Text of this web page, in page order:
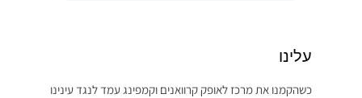
עלינו
כשהקמנו את מרכז לאופק קרוואנים וקמפינג עמד לנגד עינינו